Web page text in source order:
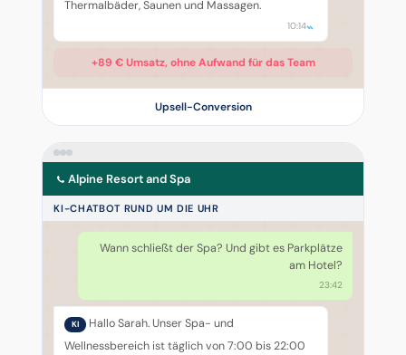
Thermalbäder, Saunen und Massagen.
10:14
+89 € Umsatz, ohne Aufwand für das Team
Upsell-Conversion
Alpine Resort and Spa
KI-CHATBOT RUND UM DIE UHR
Wann schließt der Spa? Und gibt es Parkplätze
am Hotel?
23:42
KI
Hallo Sarah. Unser Spa- und
Wellnessbereich ist täglich von 7:00 bis 22:00